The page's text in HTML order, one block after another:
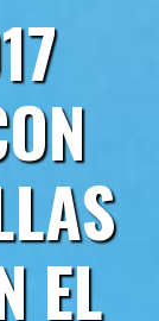
EL